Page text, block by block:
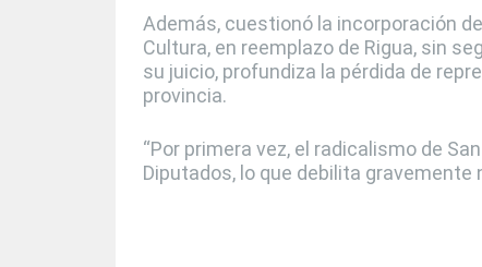
Además, cuestionó la incorporación
Cultura, en reemplazo de Rigua, sin
su juicio, profundiza la pérdida de
provincia.
“Por primera vez, el radicalismo de
Diputados, lo que debilita